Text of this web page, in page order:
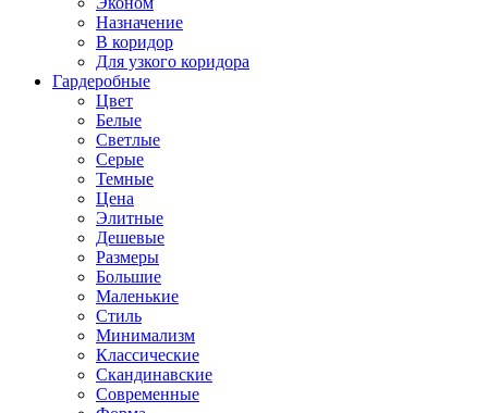
Назначение
В коридор
Для узкого коридора
Гардеробные
Цвет
Белые
Светлые
Серые
Темные
Цена
Элитные
Дешевые
Размеры
Большие
Маленькие
Стиль
Минимализм
Классические
Скандинавские
Современные